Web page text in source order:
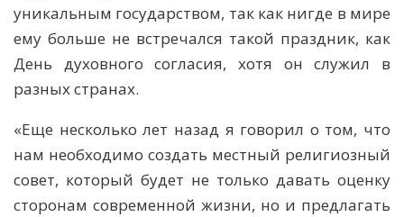
уникальным государством, так как нигде в мире
ему больше не встречался такой праздник, как
День духовного согласия, хотя он служил в
разных странах.
«Еще несколько лет назад я говорил о том, что
нам необходимо создать местный религиозный
совет, который будет не только давать оценку
сторонам современной жизни, но и предлагать